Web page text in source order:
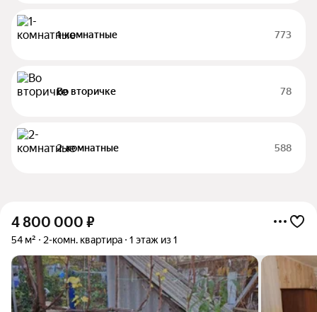
1-комнатные 773
Во вторичке 78
2-комнатные 588
4 800 000 ₽
54 м² 2-комн. квартира 1 этаж из 1